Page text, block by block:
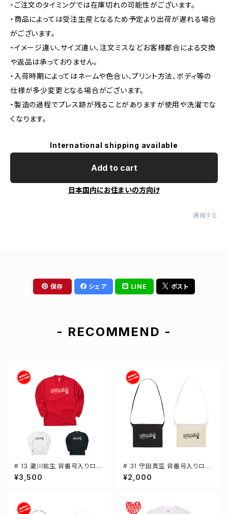
・ご注文のタイミングでは在庫切れの可能性がございます。
・商品によっては受注生産となるため予定より出荷が遅れる場合
がございます。
・イメージ違い、サイズ違い、注文ミスなどお客様都合による交換
や返品は承っておりません。
・入荷時期によってはネームや色合い、プリント方法、ボディ等の
仕様が多少変更となる場合がございます。
・製造の過程でプレス跡が残ることがありますが使用や洗濯でな
くなります。
International shipping available
Add to cart
日本国内にお住まいの方向け
通報する
保存 シェア LINE ポスト
- RECOMMEND -
# 13 瀧川紘生 背番号入りロゴ
ドライTシャツ 長袖 選手還元 3
カラー S-5Lサイズ 000304
¥3,500
# 31 守田真空 背番号入りロゴ
キャンバスサコッシュ 選手還元
2カラー 001461
¥2,000